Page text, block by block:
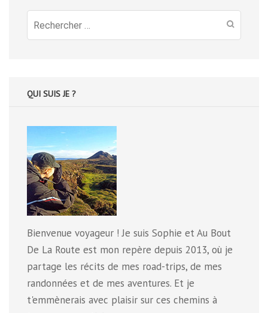
Recherche
pour
QUI SUIS JE ?
Bienvenue voyageur ! Je suis Sophie et Au Bout
De La Route est mon repère depuis 2013, où je
partage les récits de mes road-trips, de mes
randonnées et de mes aventures. Et je
t'emmènerais avec plaisir sur ces chemins à